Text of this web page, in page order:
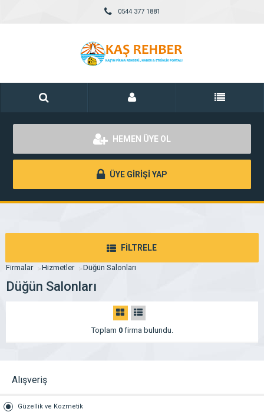
0544 377 1881
HEMEN ÜYE OL
ÜYE GİRİŞİ YAP
FİLTRELE
Firmalar Hizmetler Düğün Salonları
Düğün Salonları
Toplam 0firma bulundu.
Alışveriş
Güzellik ve Kozmetik